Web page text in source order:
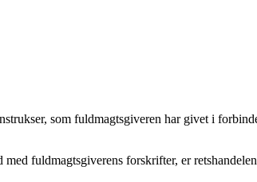
som fuldmagtsgiveren har givet i
fuldmagtsgiverens forskrifter, er